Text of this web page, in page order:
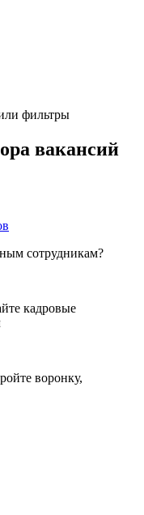
фильтры
вакансий
сотрудникам?
кадровые
воронку,